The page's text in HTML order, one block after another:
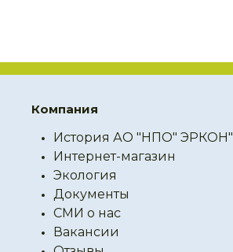
Компания
История АО "НПО" ЭРКОН"
Интернет-магазин
Экология
Документы
СМИ о нас
Вакансии